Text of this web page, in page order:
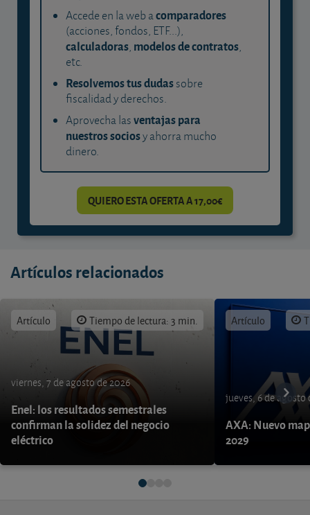
Accede en la web acomparadores
(acciones, fondos, ETF...),
calculadoras, modelos de contratos,
etc.
Resolvemos tus dudassobre
fiscalidad y derechos.
Aprovecha lasventajas para
nuestros sociosy ahorra mucho
dinero.
QUIERO ESTA OFERTA A 17,00€
Artículos relacionados
Artículo Tiempo de lectura: 3 min.
viernes, 7 de agosto de 2026
Enel: los resultados semestrales
confirman la solidez del negocio
eléctrico
Artículo
jueves, 6 de agosto
AXA: Nuevo
2029